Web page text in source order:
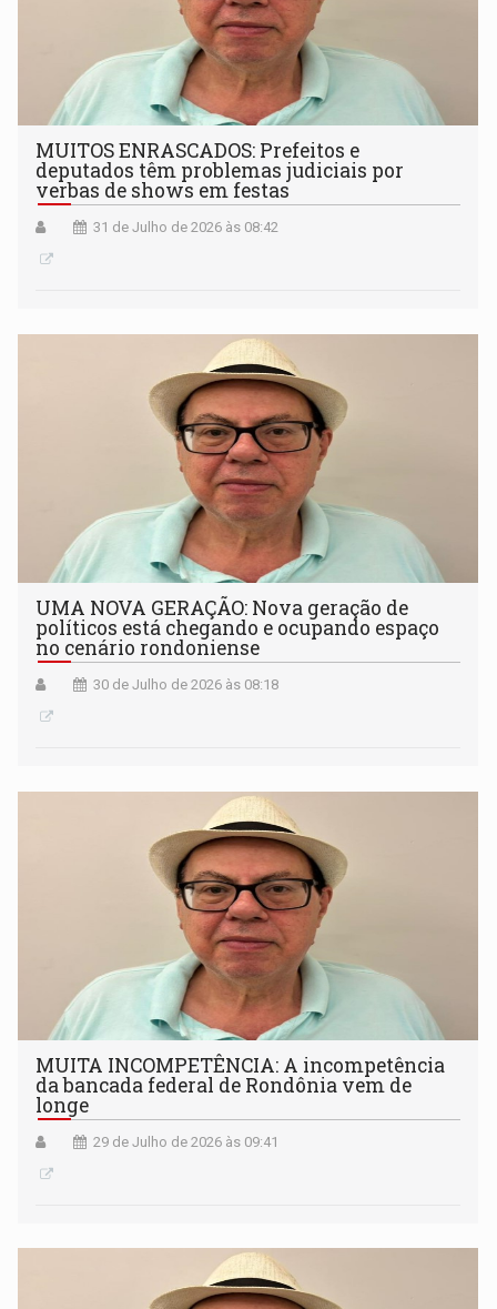
MUITOS ENRASCADOS: Prefeitos e
deputados têm problemas judiciais por
verbas de shows em festas
31 de Julho de 2026 às 08:42
UMA NOVA GERAÇÃO: Nova geração de
políticos está chegando e ocupando espaço
no cenário rondoniense
30 de Julho de 2026 às 08:18
MUITA INCOMPETÊNCIA: A incompetência
da bancada federal de Rondônia vem de
longe
29 de Julho de 2026 às 09:41